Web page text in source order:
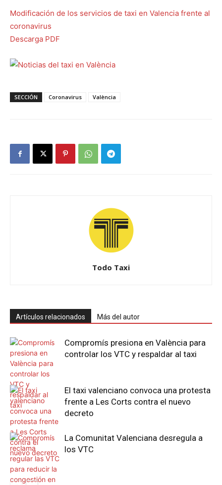
Modificación de los servicios de taxi en Valencia frente al
coronavirus
Descarga PDF
SECCIÓN Coronavirus València
Todo Taxi
Artículos relacionados Más del autor
Compromís presiona en València para
controlar los VTC y respaldar al taxi
El taxi valenciano convoca una protesta
frente a Les Corts contra el nuevo
decreto
La Comunitat Valenciana desregula a
los VTC